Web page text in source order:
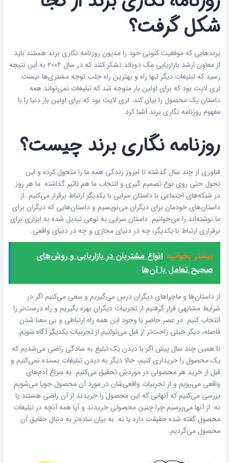
شکل گرفت؟
برندهایی که موفقیت کنونی خود را مدیون روزنامه نگاری برند هستند باید
از معاون ارشد بازاریابی مک دونالد
تشکر کنند که در سال ۲۰۰۴ به این نتیجه
رسید که تبلیغات دیگر تنها راه و بهترین راه جلب توجه مشتری‌ها نیست.
لری لایت بود که برای اولین بار متوجه شد که تبلیغات نمی‌تواند همه
داستان یک محصول را بیان کند. لری لایت بود که برای اولین بار دنیا را با
مفهوم روزنامه نگاری برند آشنا کرد.
روزنامه نگاری برند چیست؟
فناوری از چند سال گذشته تا امروز زندگی همه ما را متحول کرده و این
تحول حتی روی نوع تصمیم گیری و انتخاب ما هم تاثیر گذاشته. ما هر روز
در شبکه‌های اجتماعی با داستان سرایی با یکدیگر ارتباط برقرار می‌کنیم. از
داستان‌های خودمان برای دیگران می‌نویسیم و داستان‌هایی که دیگران برای
ما نوشته‌اند را می‌خوانیم. داستان سرایی به نوعی تبدیل شده به ابزاری برای
برقراری ارتباط با یکدیگر، چه در دنیای مجازی و چه در دنیای واقعی.
بیشتر بخوانید انواع مشتریان در بازاریابی و روش‌های
صحیح تعامل با آن‌ها
از داستان‌ها و ماجراهای دیگران درس می‌گیریم و سعی می‌کنیم اگر در
شرایط مشابهی قرار گرفتیم از تجربیات دیگران بهره بگیریم و راه درست‌تر را
انتخاب کنیم. در عصر حاضر با وجود این همه راه ارتباطی و بی معنا شدن
فاصله، دیگر خیلی راحت‌تر از قبل می‌توانیم از تجربیات یکدیگر آگاه شویم.
تا همین چند سال پیش اگر با دیدن یک تبلیغ به سادگی راضی می‌شدیم که
یک محصول را خریداری کنیم، حالا دیگر به دیدنتبلیغات بسنده نمی‌کنیم و
قبل از خرید هر محصولی در موردش تحقیق می‌کنیم. به سراغ آدم‌های
واقعی می‌رویم و از تجربیات واقعی‌شان در مورد آن محصول جویا می‌شویم.
بررسی می‌کنیم که آنهایی که این محصول را خریدند از آن راضی هستند یا
نه. از آنها می‌پرسیم چرا چنین محصولی خریدند و آیا همه آنچه در تبلیغات
محصول گفته شده حقیقت دارد یا نه. به بیان ساده‌تر به دنبال حقایق آن
محصول می‌گردیم.